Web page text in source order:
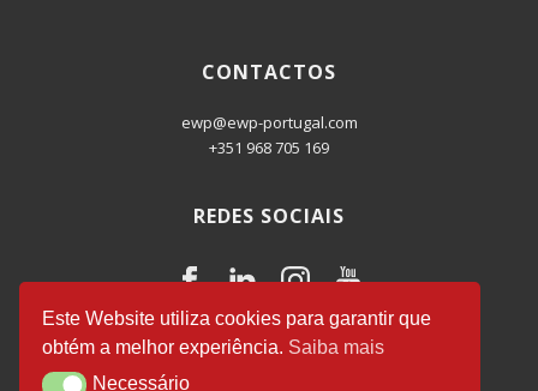
CONTACTOS
ewp@ewp-portugal.com
+351 968 705 169
REDES SOCIAIS
EWP Business Consulting
Este Website utiliza cookies para garantir que
obtém a melhor experiência. Saiba mais
NecessárioNecessário